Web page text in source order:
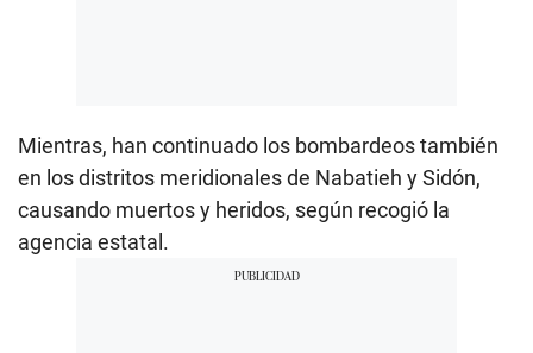
Mientras, han continuado los bombardeos también
en los distritos meridionales de Nabatieh y Sidón,
causando muertos y heridos, según recogió la
agencia estatal.